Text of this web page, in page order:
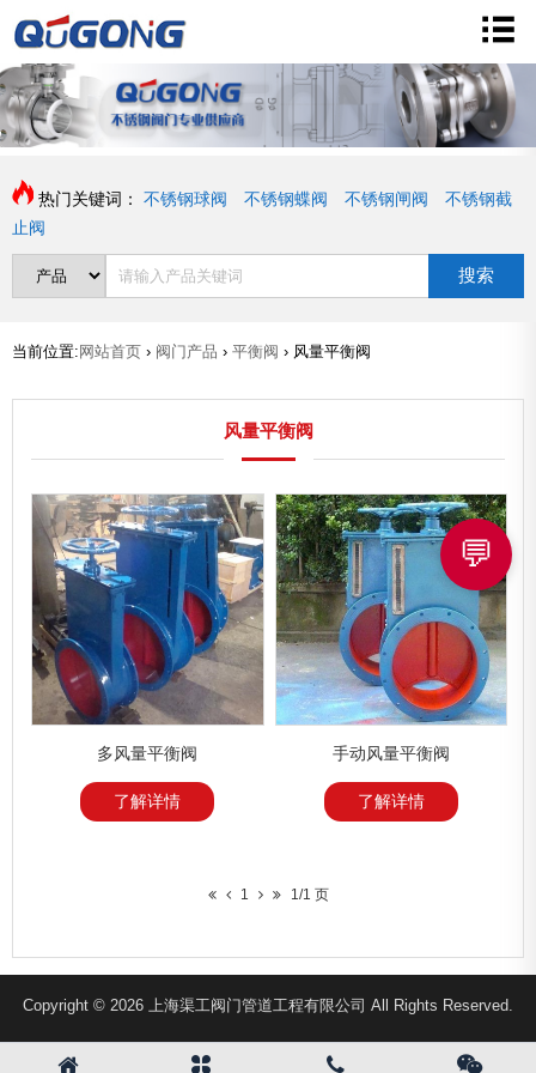
热门关键词： 不锈钢球阀 不锈钢蝶阀 不锈钢闸阀
不锈钢截
止阀
搜索
当前位置: 网站首页 › 阀门产品 › 平衡阀 › 风量平衡阀
风量平衡阀
多风量平衡阀
了解详情
手动风量平衡阀
了解详情
1 1/1 页
Copyright © 2026 上海渠工阀门管道工程有限公司 All Rights Reserved.
💬